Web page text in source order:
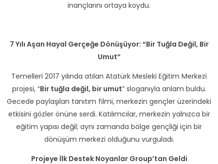
inançlarını ortaya koydu.
7 Yılı Aşan Hayal Gerçeğe Dönüşüyor: “Bir Tuğla Değil, Bir
Umut”
Temelleri 2017 yılında atılan Atatürk Mesleki Eğitim Merkezi
projesi, “Bir tuğla değil, bir umut” sloganıyla anlam buldu.
Gecede paylaşılan tanıtım filmi, merkezin gençler üzerindeki
etkisini gözler önüne serdi. Katılımcılar, merkezin yalnızca bir
eğitim yapısı değil; aynı zamanda bölge gençliği için bir
dönüşüm merkezi olduğunu vurguladı.
Projeye İlk Destek Noyanlar Group’tan Geldi